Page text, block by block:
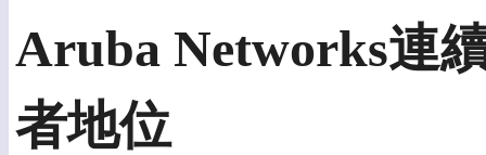
Aruba Networks連
者地位